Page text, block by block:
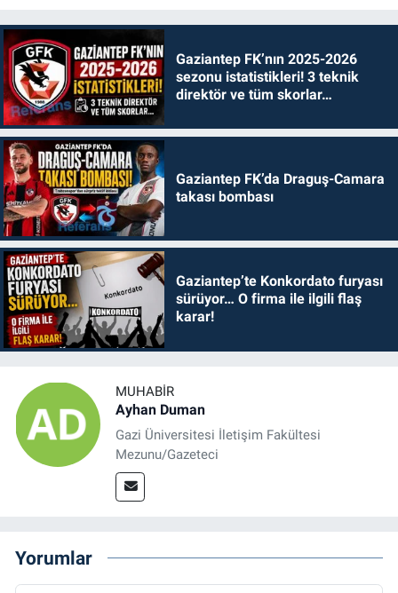
Gaziantep FK’nın 2025-2026
sezonu istatistikleri! 3 teknik
direktör ve tüm skorlar…
Gaziantep FK’da Draguş-Camara
takası bombası
Gaziantep’te Konkordato furyası
sürüyor… O firma ile ilgili flaş
karar!
MUHABIR
Ayhan Duman
Gazi Üniversitesi İletişim Fakültesi
Mezunu/Gazeteci
Yorumlar